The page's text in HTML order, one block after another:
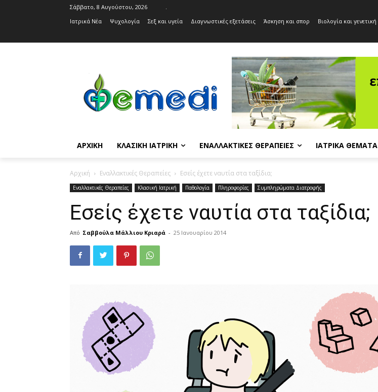
Σάββατο, 8 Αυγούστου, 2026
.
Ιατρικά Νέα
Ψυχολογία Σεξ και υγεία Διαγνωστικές εξετάσεις Άσκηση και σπορ Βιολογία και γενετική
ΑΡΧΙΚΉ ΚΛΑΣΙΚΉ ΙΑΤΡΙΚΉ ΕΝΑΛΛΑΚΤΙΚΈΣ ΘΕΡΑΠΕΊΕΣ ΙΑΤΡΙΚΆ ΘΈΜΑΤΑ
Αρχική Εναλλακτικές Θεραπείες Εσείς έχετε ναυτία στα ταξίδια;
Εναλλακτικές Θεραπείες Κλασική Ιατρική Παθολογία Πληροφορίες Συμπληρώματα Διατροφής
Εσείς έχετε ναυτία στα ταξίδια;
Από Σαββούλα Μάλλιου Κριαρά - 25 Ιανουαρίου 2014